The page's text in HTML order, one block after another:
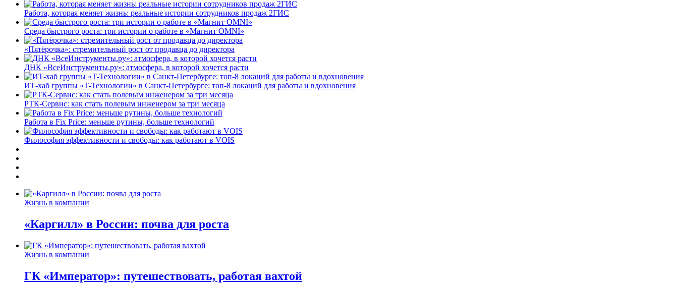
Работа, которая меняет жизнь: реальные истории сотрудников продаж 2ГИС
Среда быстрого роста: три истории о работе в «Магнит OMNI»
«Пятёрочка»: стремительный рост от продавца до директора
ДНК «ВсеИнструменты.ру»: атмосфера, в которой хочется расти
ИТ-хаб группы «Т-Технологии» в Санкт-Петербурге: топ-8 локаций для работы и вдохновения
РТК-Сервис: как стать полевым инженером за три месяца
Работа в Fix Price: меньше рутины, больше технологий
Философия эффективности и свободы: как работают в VOIS
Жизнь в компании
«Каргилл» в России: почва для роста
Жизнь в компании
ГК «Император»: путешествовать, работая вахтой